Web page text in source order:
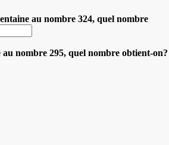
au nombre 324, quel nombre
nombre 295, quel nombre obtient-on?